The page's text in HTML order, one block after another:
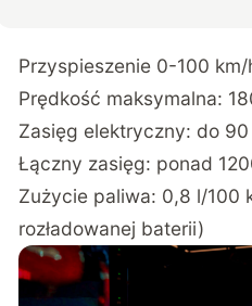
Przyspieszenie 0-100
Prędkość maksymalna:
Zasięg elektryczny: do 90
Łączny zasięg: ponad
Zużycie paliwa: 0,8 l/100
rozładowanej baterii)